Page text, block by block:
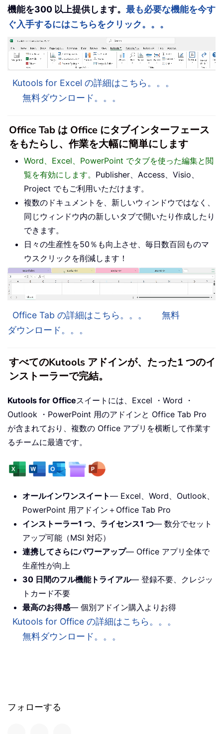
機能を300 以上提供します。 最も必要な機能を今す
ぐ入手するにはこちらをクリック。。。
Kutools for Excel の詳細はこちら。。。
無料ダウンロード。。。
Office Tab は Office にタブインターフェース
をもたらし、作業を大幅に簡単にします
Word、Excel、PowerPoint でタブを使った編集と閲
覧を有効にします。 Publisher、Access、Visio、
Project でもご利用いただけます。
複数のドキュメントを、新しいウィンドウではなく、
同じウィンドウ内の新しいタブで開いたり作成したり
できます。
日々の生産性を50％も向上させ、毎日数百回ものマ
ウスクリックを削減します！
Office Tab の詳細はこちら。。。
無料
ダウンロード。。。
すべてのKutools アドインが、たった1 つのイ
ンストーラーで完結。
Kutools for Officeスイートには、Excel ・Word ・
Outlook ・PowerPoint 用のアドインと Office Tab Pro
が含まれており、複数の Office アプリを横断して作業す
るチームに最適です。
オールインワンスイート— Excel、Word、Outlook、
PowerPoint 用アドイン＋Office Tab Pro
インストーラー1 つ、ライセンス1 つ— 数分でセット
アップ可能（MSI 対応）
連携してさらにパワーアップ— Office アプリ全体で
生産性が向上
30 日間のフル機能トライアル— 登録不要、クレジッ
トカード不要
最高のお得感— 個別アドイン購入よりお得
Kutools for Office の詳細はこちら。。。
無料ダウンロード。。。
フォローする